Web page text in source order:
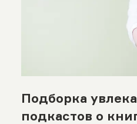
Подборка
подкастов о